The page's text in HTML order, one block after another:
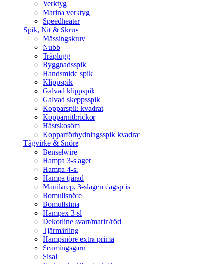
Verktyg
Marina verktyg
Speedheater
Spik, Nit & Skruv
Mässingskruv
Nubb
Träplugg
Byggnadsspik
Handsmidd spik
Klippspik
Galvad klippspik
Galvad skeppsspik
Kopparspik kvadrat
Kopparnitbrickor
Hästskosöm
Kopparförhydningsspik kvadrat
Tågvirke & Snöre
Benselwire
Hampa 3-slaget
Hampa 4-sl
Hampa tjärad
Manilarep, 3-slagen dagspris
Bomullsnöre
Bomullslina
Hampex 3-sl
Dekorline svart/marin/röd
Tjärmärling
Hampsnöre extra prima
Seamingsgarn
Sisal